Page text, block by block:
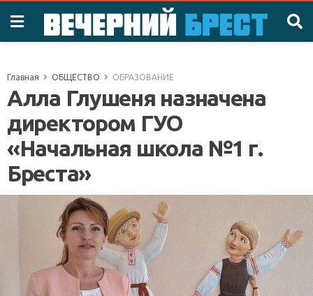
Главная ОБЩЕСТВО ОБРАЗОВАНИЕ
Алла Глушеня назначена
директором ГУО
«Начальная школа №1 г.
Бреста»